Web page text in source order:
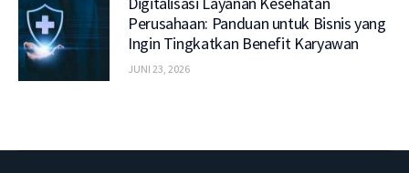
Perusahaan: Panduan untuk Bisnis yang
Ingin Tingkatkan Benefit Karyawan
JUNI 23, 2026